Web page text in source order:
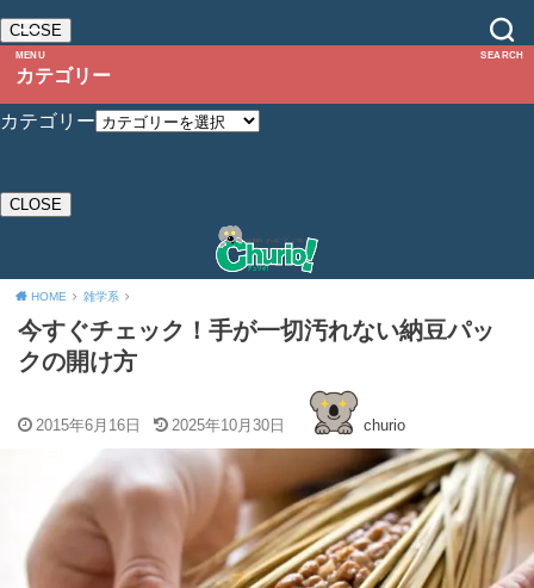
MENU
CLOSE
カテゴリー
カテゴリー
CLOSE
SEARCH
HOME 雑学系
今すぐチェック！手が一切汚れない納豆パッ
クの開け方
2015年6月16日 2025年10月30日 churio